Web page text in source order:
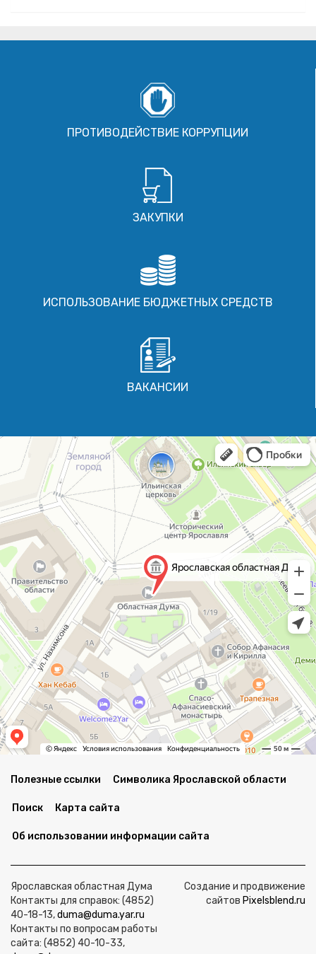
ПРОТИВОДЕЙСТВИЕ КОРРУПЦИИ
ЗАКУПКИ
ИСПОЛЬЗОВАНИЕ БЮДЖЕТНЫХ СРЕДСТВ
ВАКАНСИИ
Полезные ссылки Символика Ярославской области
Поиск Карта сайта
Об использовании информации сайта
Ярославская областная Дума
Контакты для справок: (4852)
40-18-13,duma@duma.yar.ru
Контакты по вопросам работы
сайта: (4852) 40-10-33,
Создание и продвижение
сайтов Pixelsblend.ru